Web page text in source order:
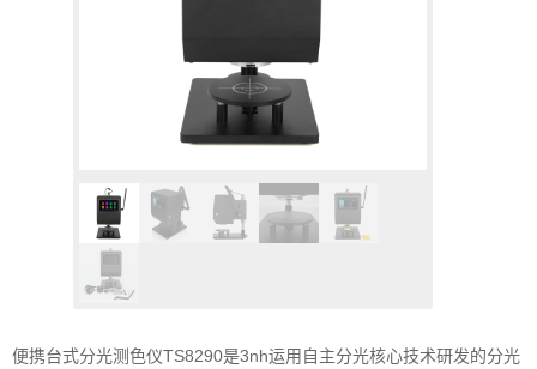
便携台式分光测色仪TS8290是3nh运用自主分光核心技术研发的分光